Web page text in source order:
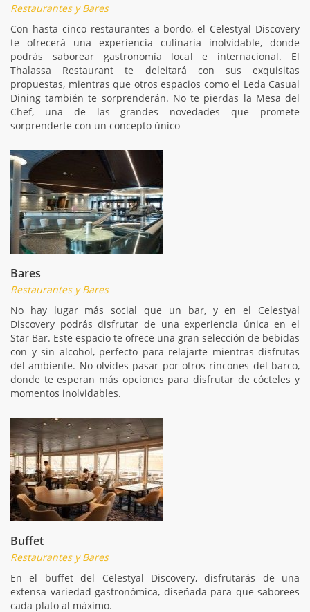
Restaurantes y Bares
Con hasta cinco restaurantes a bordo, el Celestyal Discovery
te ofrecerá una experiencia culinaria inolvidable, donde
podrás saborear gastronomía local e internacional. El
Thalassa Restaurant te deleitará con sus exquisitas
propuestas, mientras que otros espacios como el Leda Casual
Dining también te sorprenderán. No te pierdas la Mesa del
Chef, una de las grandes novedades que promete
sorprenderte con un concepto único
Bares
Restaurantes y Bares
No hay lugar más social que un bar, y en el Celestyal
Discovery podrás disfrutar de una experiencia única en el
Star Bar. Este espacio te ofrece una gran selección de bebidas
con y sin alcohol, perfecto para relajarte mientras disfrutas
del ambiente. No olvides pasar por otros rincones del barco,
donde te esperan más opciones para disfrutar de cócteles y
momentos inolvidables.
Buffet
Restaurantes y Bares
En el buffet del Celestyal Discovery, disfrutarás de una
extensa variedad gastronómica, diseñada para que saborees
cada plato al máximo.